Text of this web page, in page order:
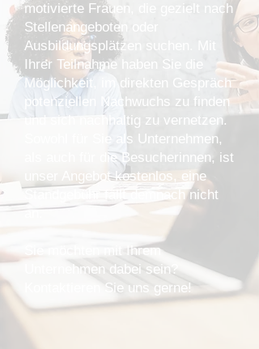
motivierte Frauen, die gezielt nach
Stellenangeboten oder
Ausbildungsplätzen suchen. Mit
Ihrer Teilnahme haben Sie die
Möglichkeit, im direkten Gespräch
potenziellen Nachwuchs zu finden
und sich nachhaltig zu vernetzen.
Sowohl für Sie als Unternehmen,
als auch für die Besucherinnen, ist
unser Angebot kostenlos, eine
Standgebühr fällt demnach nicht
an.
Sie möchten mit Ihrem
Unternehmen dabei sein?
Kontaktieren Sie uns gerne!